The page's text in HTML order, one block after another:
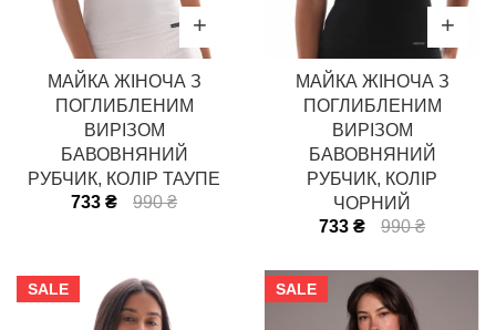
МАЙКА ЖІНОЧА З
ПОГЛИБЛЕНИМ
ВИРІЗОМ
БАВОВНЯНИЙ
РУБЧИК, КОЛІР ТАУПЕ
733 ₴
990 ₴
МАЙКА ЖІНОЧА З
ПОГЛИБЛЕНИМ
ВИРІЗОМ
БАВОВНЯНИЙ
РУБЧИК, КОЛІР
ЧОРНИЙ
733 ₴
990 ₴
SALE SALE